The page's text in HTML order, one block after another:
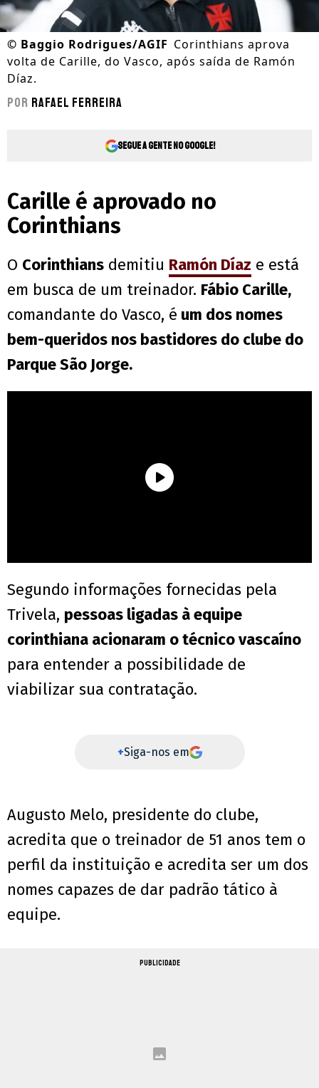
© Baggio Rodrigues/AGIF Corinthians aprova
volta de Carille, do Vasco, após saída de Ramón
Díaz.
Por Rafael Ferreira
Segue a gente no Google!
Carille é aprovado no
Corinthians
O Corinthians demitiu Ramón Díaz e está
em busca de um treinador. Fábio Carille,
comandante do Vasco, é um dos nomes
bem-queridos nos bastidores do clube do
Parque São Jorge.
Segundo informações fornecidas pela
Trivela, pessoas ligadas à equipe
corinthiana acionaram o técnico vascaíno
para entender a possibilidade de
viabilizar sua contratação.
+Siga-nos em
Augusto Melo, presidente do clube,
acredita que o treinador de 51 anos tem o
perfil da instituição e acredita ser um dos
nomes capazes de dar padrão tático à
equipe.
PUBLICIDADE